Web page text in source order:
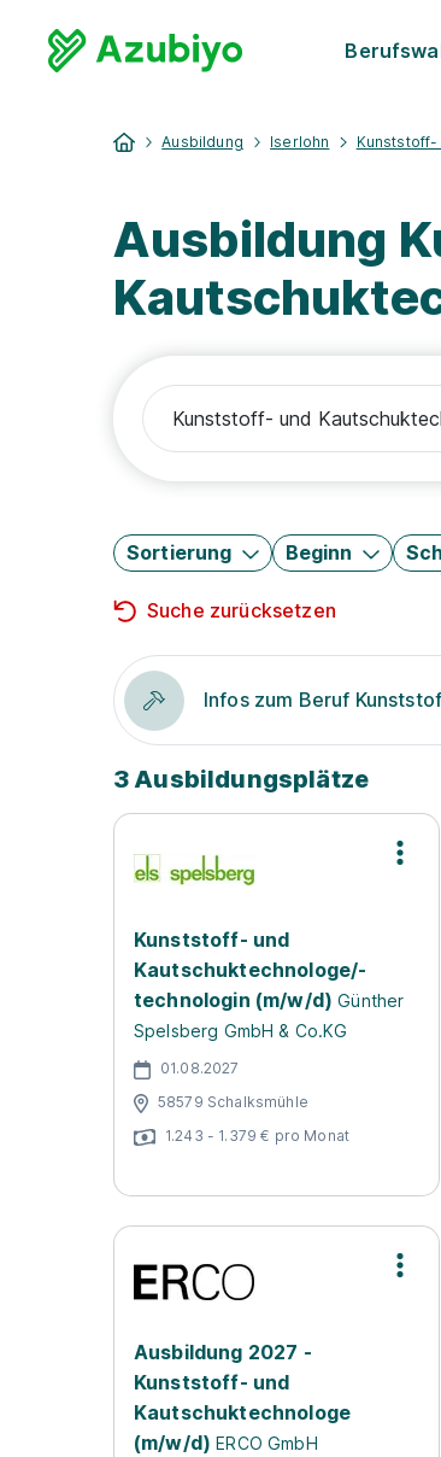
Ausbildung Iserlohn
Ausbildung
Sortierung Beginn
Suche zurücksetzen
Infos zum Beruf
3 Ausbildungsplätze
Kunststoff- und
Kautschuktechnologe/-
technologin (m/w/d) Günther
Spelsberg GmbH & Co.KG
01.08.2027
58579 Schalksmühle
1.243 - 1.379 € pro Monat
Ausbildung 2027 -
Kunststoff- und
Kautschuktechnologe
(m/w/d) ERCO GmbH